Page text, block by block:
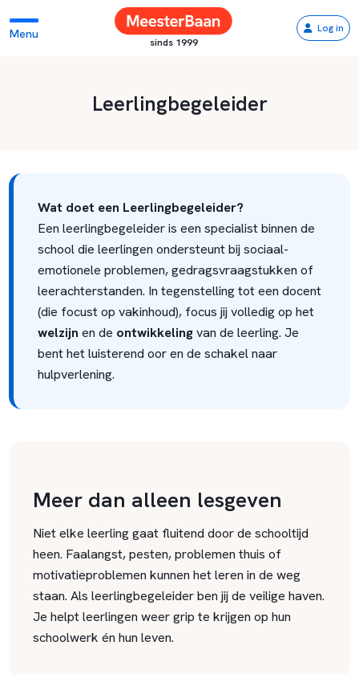
Menu
sinds 1999
Log in
Leerlingbegeleider
Wat doet een Leerlingbegeleider?
Een leerlingbegeleider is een specialist binnen de
school die leerlingen ondersteunt bij sociaal-
emotionele problemen, gedragsvraagstukken of
leerachterstanden. In tegenstelling tot een docent
(die focust op vakinhoud), focus jij volledig op het
welzijn en de ontwikkelingvan de leerling. Je
bent het luisterend oor en de schakel naar
hulpverlening.
Meer dan alleen lesgeven
Niet elke leerling gaat fluitend door de schooltijd
heen. Faalangst, pesten, problemen thuis of
motivatieproblemen kunnen het leren in de weg
staan. Als leerlingbegeleider ben jij de veilige haven.
Je helpt leerlingen weer grip te krijgen op hun
schoolwerk én hun leven.